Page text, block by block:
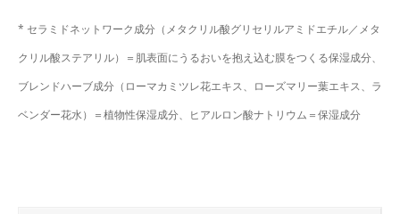
* セラミドネットワーク成分（メタクリル酸グリセリルアミドエチル／メタ
クリル酸ステアリル）＝肌表面にうるおいを抱え込む膜をつくる保湿成分、
ブレンドハーブ成分（ローマカミツレ花エキス、ローズマリー葉エキス、ラ
ベンダー花水）＝植物性保湿成分、ヒアルロン酸ナトリウム＝保湿成分